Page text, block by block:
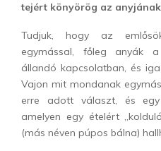
tejért könyörög az
Tudjuk, hogy az
egymással, főleg anyák
állandó kapcsolatban, és
Vajon mit mondanak
erre adott választ, és
amelyen egy ételért
(más néven púpos bálna)